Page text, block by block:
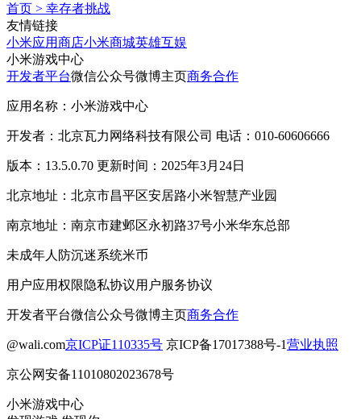
首页 > 幸存者挑战
友情链接
小米应用商店小米商城英雄互娱
小米游戏中心
开发者平台微信公众号微博主页商务合作
应用名称：小米游戏中心
开发者：北京瓦力网络科技有限公司 电话：010-60606666
版本：13.5.0.70 更新时间：2025年3月24日
北京地址：北京市昌平区安居路小米智慧产业园
南京地址：南京市建邺区永初路37号小米华东总部
未成年人防沉迷系统米币
用户应用权限隐私协议用户服务协议
开发者平台微信公众号微博主页商务合作
@wali.com京ICP证110335号 京ICP备17017388号-1营业执照
京公网安备11010802023678号
小米游戏中心